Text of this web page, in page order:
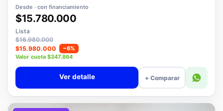
📍 Maipú
Desde · con financiamiento
$15.780.000
Lista
$16.980.000
$15.980.000
−6%
Valor cuota $347.864
+ Comparar